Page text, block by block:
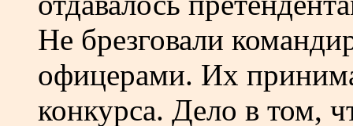
Не брезговали
офицерами. Их
конкурса. Дело в том,